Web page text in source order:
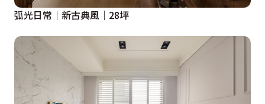
弧光日常｜新古典風｜28坪